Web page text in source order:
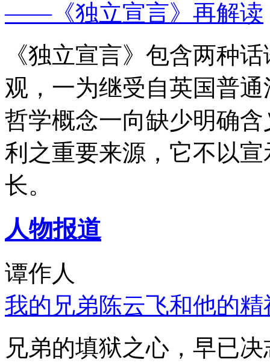
——《独立宣言》再解读
《独立宣言》包含两种
观，一为继受自英国普
哲学概念一向缺少明确
利之重要来源，它不以
长。
人物报道
谭作人
我的兄弟陈云飞和他的
兄弟的填狱之心，早已